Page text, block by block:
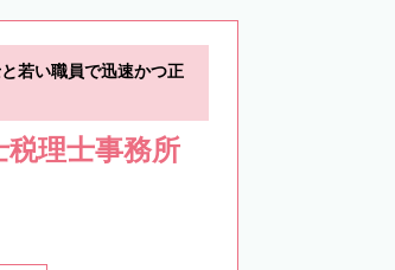
若い職員で迅速かつ正
税理士事務所